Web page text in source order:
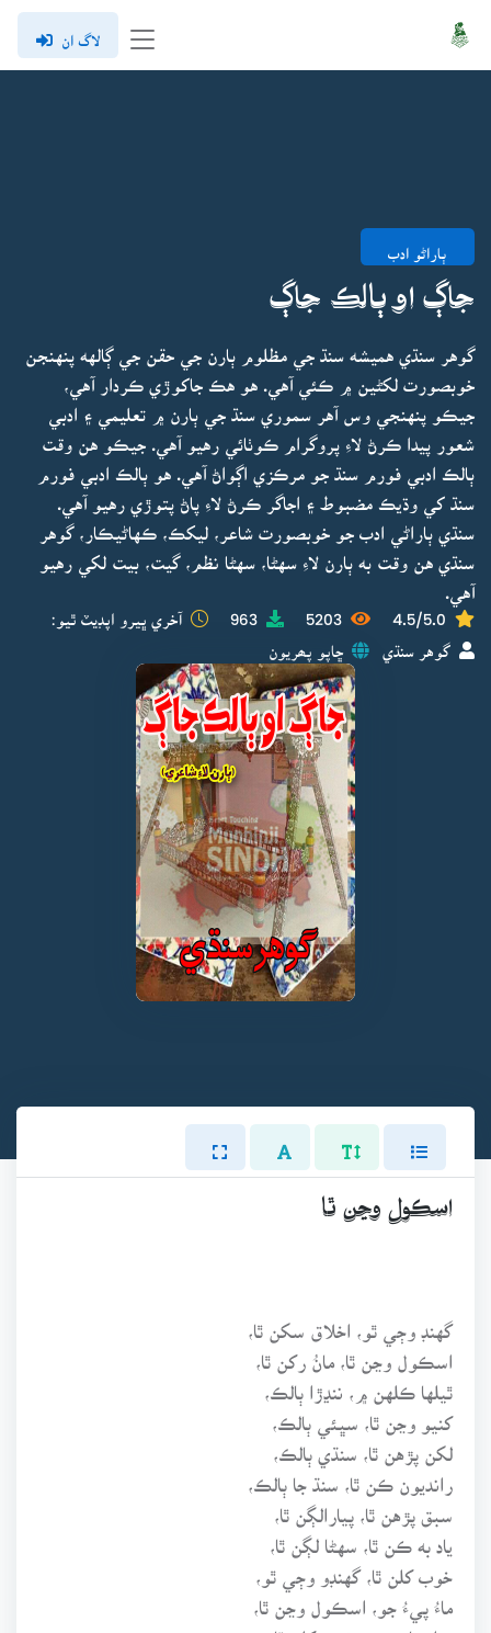
لاگ ان
ٻاراڻو ادب
جاڳ او ٻالڪ جاڳ
گوهر سنڌي هميشه سنڌ جي مظلوم ٻارن جي حقن جي ڳالهه پنهنجن
خوبصورت لکڻين ۾ ڪئي آهي. هو هڪ جاکوڙي ڪردار آهي،
جيڪو پنهنجي وس آهر سموري سنڌ جي ٻارن ۾ تعليمي ۽ ادبي
شعور پيدا ڪرڻ لاءِ پروگرام ڪوٺائي رهيو آهي. جيڪو هن وقت
ٻالڪ ادبي فورم سنڌ جو مرڪزي اڳواڻ آهي. هو ٻالڪ ادبي فورم
سنڌ کي وڌيڪ مضبوط ۽ اجاگر ڪرڻ لاءِ پاڻ پتوڙي رهيو آهي.
سنڌي ٻاراڻي ادب جو خوبصورت شاعر، ليکڪ، ڪهاڻيڪار، گوهر
سنڌي هن وقت به ٻارن لاءِ سهڻا، سهڻا نظم، گيت، بيت لکي رهيو
آهي.
4.5/5.0
5203
963 آخري ڀيرو اپڊيٽ ٿيو:
گوهر سنڌي ڇاپو پھريون
اسڪول وڃن ٿا
گهنڊ وڄي ٿو، اخلاق سکن ٿا،
اسڪول وڃن ٿا، مانُ رکن ٿا،
ٿيلها ڪلهن ۾، ننڍڙا ٻالڪ،
کنيو وڃن ٿا، سڀئي ٻالڪ،
لکن پڙهن ٿا، سنڌي ٻالڪ،
رانديون ڪن ٿا، سنڌ جا ٻالڪ،
سبق پڙهن ٿا، پيارالڳن ٿا،
ياد به ڪن ٿا، سهڻا لڳن ٿا،
خوب کلن ٿا، گهنڊو وڄي ٿو،
ماءُ پيءُ جو، اسڪول وڃن ٿا،
۽ استادن جو، خوب کلن ٿا،